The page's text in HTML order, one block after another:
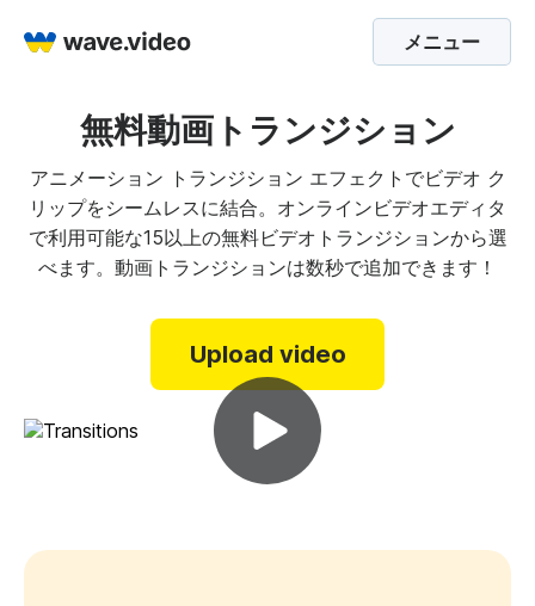
メニュー
無料動画トランジション
アニメーション トランジション エフェクトでビデオ ク
リップをシームレスに結合。オンラインビデオエディタ
で利用可能な15以上の無料ビデオトランジションから選
べます。動画トランジションは数秒で追加できます！
Upload video